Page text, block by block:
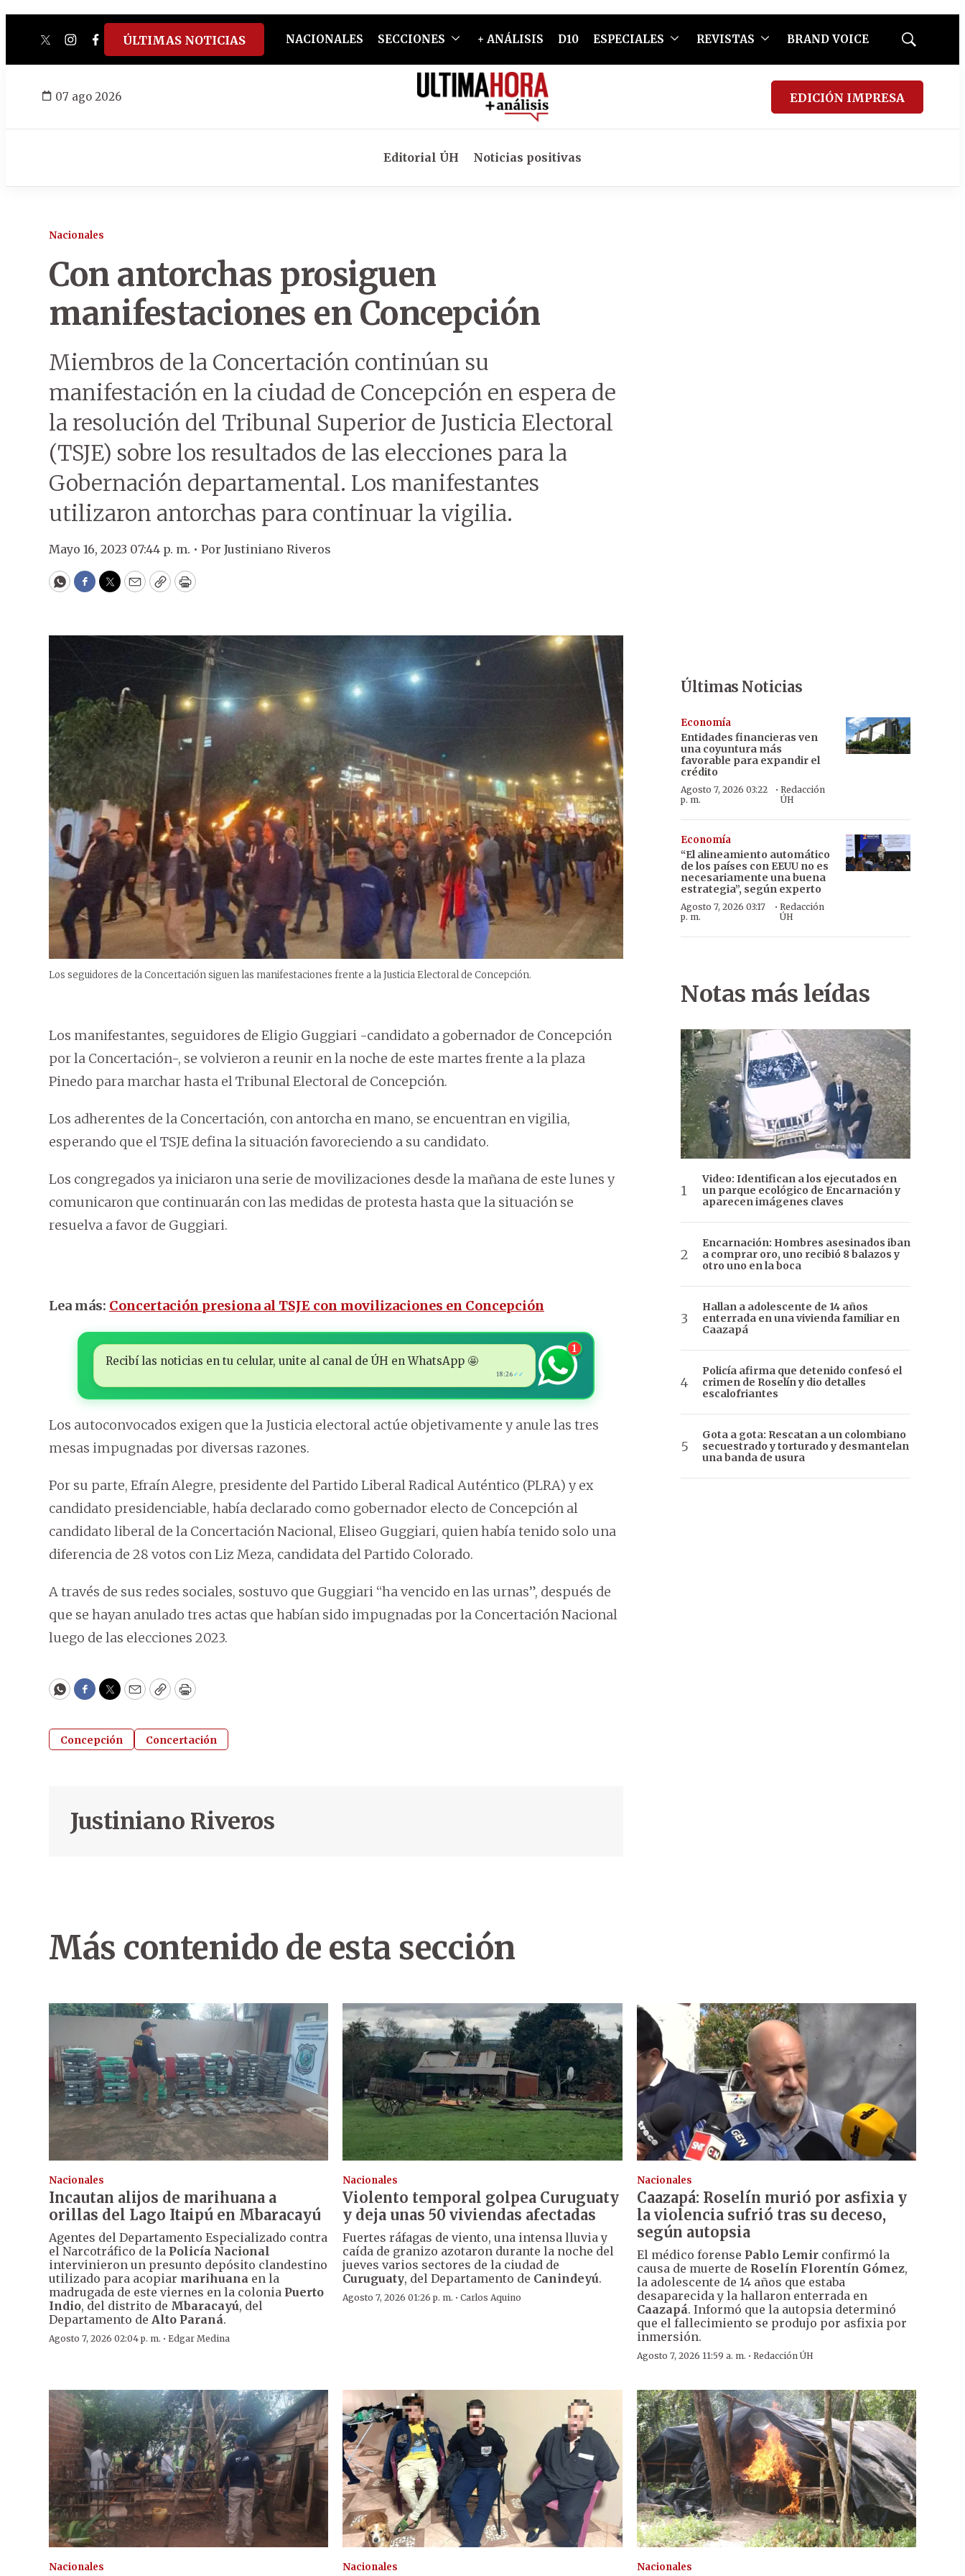
twitterinstagram
facebook
tiktokyoutube
spotify
ÚLTIMAS NOTICIAS NACIONALES SECCIONES + ANÁLISIS D10 ESPECIALES REVISTAS BRAND VOICE
Mostrar
07 ago 2026 EDICIÓN IMPRESA
Editorial ÚH Noticias positivas
Nacionales
Con antorchas prosiguen
manifestaciones en Concepción
Miembros de la Concertación continúan su
manifestación en la ciudad de Concepción en espera de
la resolución del Tribunal Superior de Justicia Electoral
(TSJE) sobre los resultados de las elecciones para la
Gobernación departamental. Los manifestantes
utilizaron antorchas para continuar la vigilia.
Mayo 16, 2023 07:44 p. m. • Por Justiniano Riveros
WhatsApp
Facebook
Twitter
EmailCopyPrint
Los seguidores de la Concertación siguen las manifestaciones frente a la Justicia Electoral de Concepción.
Los manifestantes, seguidores de Eligio Guggiari -candidato a gobernador de Concepción
por la Concertación-, se volvieron a reunir en la noche de este martes frente a la plaza
Pinedo para marchar hasta el Tribunal Electoral de Concepción.
Los adherentes de la Concertación, con antorcha en mano, se encuentran en vigilia,
esperando que el TSJE defina la situación favoreciendo a su candidato.
Los congregados ya iniciaron una serie de movilizaciones desde la mañana de este lunes y
comunicaron que continuarán con las medidas de protesta hasta que la situación se
resuelva a favor de Guggiari.
Lea más: Concertación presiona al TSJE con movilizaciones en Concepción
Recibí las noticias en tu celular, unite al canal de ÚH en WhatsApp 🤩
18:26 ✓✓
1
Los autoconvocados exigen que la Justicia electoral actúe objetivamente y anule las tres
mesas impugnadas por diversas razones.
Por su parte, Efraín Alegre, presidente del Partido Liberal Radical Auténtico (PLRA) y ex
candidato presidenciable, había declarado como gobernador electo de Concepción al
candidato liberal de la Concertación Nacional, Eliseo Guggiari, quien había tenido solo una
diferencia de 28 votos con Liz Meza, candidata del Partido Colorado.
A través de sus redes sociales, sostuvo que Guggiari “ha vencido en las urnas”, después de
que se hayan anulado tres actas que habían sido impugnadas por la Concertación Nacional
luego de las elecciones 2023.
WhatsApp
Facebook
Twitter
EmailCopyPrint
Concepción Concertación
Justiniano Riveros
Últimas Noticias
Economía
Entidades financieras ven
una coyuntura más
favorable para expandir el
crédito
Agosto 7, 2026 03:22
p. m.
· Redacción
ÚH
Economía
“El alineamiento automático
de los países con EEUU no es
necesariamente una buena
estrategia”, según experto
Agosto 7, 2026 03:17
p. m.
· Redacción
ÚH
Notas más leídas
Video: Identifican a los ejecutados en
un parque ecológico de Encarnación y
aparecen imágenes claves
Encarnación: Hombres asesinados iban
a comprar oro, uno recibió 8 balazos y
otro uno en la boca
Hallan a adolescente de 14 años
enterrada en una vivienda familiar en
Caazapá
Policía afirma que detenido confesó el
crimen de Roselín y dio detalles
escalofriantes
Gota a gota: Rescatan a un colombiano
secuestrado y torturado y desmantelan
una banda de usura
Más contenido de esta sección
Nacionales
Incautan alijos de marihuana a
orillas del Lago Itaipú en Mbaracayú
Agentes del Departamento Especializado contra
el Narcotráfico de la Policía Nacional
intervinieron un presunto depósito clandestino
utilizado para acopiar marihuana en la
madrugada de este viernes en la colonia Puerto
Indio, del distrito de Mbaracayú, del
Departamento de Alto Paraná.
Agosto 7, 2026 02:04 p. m. · Edgar Medina
Nacionales
Violento temporal golpea Curuguaty
y deja unas 50 viviendas afectadas
Fuertes ráfagas de viento, una intensa lluvia y
caída de granizo azotaron durante la noche del
jueves varios sectores de la ciudad de
Curuguaty, del Departamento de Canindeyú.
Agosto 7, 2026 01:26 p. m. ·Carlos Aquino
Nacionales
Caazapá: Roselín murió por asfixia y
la violencia sufrió tras su deceso,
según autopsia
El médico forense Pablo Lemirconfirmó la
causa de muerte de Roselín Florentín Gómez,
la adolescente de 14 años que estaba
desaparecida y la hallaron enterrada en
Caazapá. Informó que la autopsia determinó
que el fallecimiento se produjo por asfixia por
inmersión.
Agosto 7, 2026 11:59 a. m. · Redacción ÚH
Nacionales Nacionales Nacionales